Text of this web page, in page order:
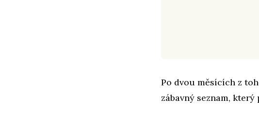
Po dvou měsících z
zábavný seznam,